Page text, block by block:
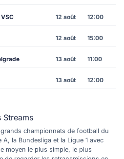
12 août 12:00
12 août 15:00
13 août 11:00
13 août 12:00
Streams
championnats de football du
A, la Bundesliga et la Ligue 1 avec
moyen le plus simple, le plus